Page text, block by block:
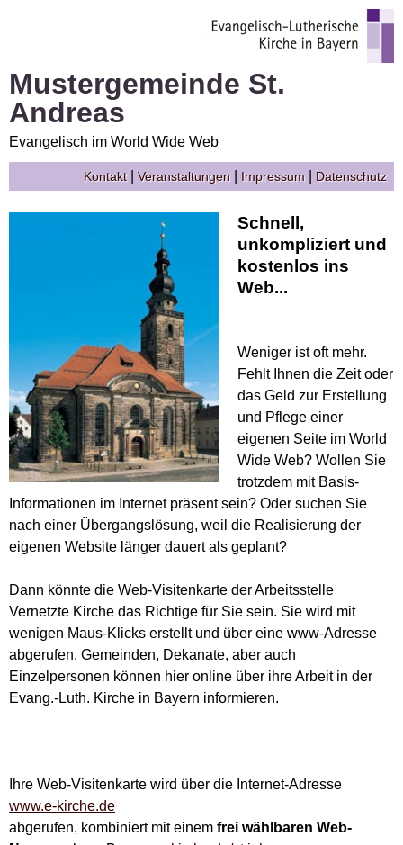
Mustergemeinde St.
Andreas
Evangelisch im World Wide Web
Kontakt| Veranstaltungen Impressum Datenschutz
Schnell,
unkompliziert und
kostenlos ins
Web...
Weniger ist oft mehr.
Fehlt Ihnen die Zeit oder
das Geld zur Erstellung
und Pflege einer
eigenen Seite im World
Wide Web? Wollen Sie
trotzdem mit Basis-
Informationen im Internet präsent sein? Oder suchen Sie
nach einer Übergangslösung, weil die Realisierung der
eigenen Website länger dauert als geplant?
Dann könnte die Web-Visitenkarte der Arbeitsstelle
Vernetzte Kirche das Richtige für Sie sein. Sie wird mit
wenigen Maus-Klicks erstellt und über eine www-Adresse
abgerufen. Gemeinden, Dekanate, aber auch
Einzelpersonen können hier online über ihre Arbeit in der
Evang.-Luth. Kirche in Bayern informieren.
Ihre Web-Visitenkarte wird über die Internet-Adresse
www.e-kirche.de
abgerufen, kombiniert mit einem frei wählbaren Web-